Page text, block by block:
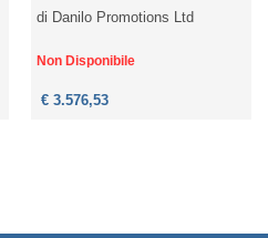
Per Mese, Prodotto
Muro 2023
di Danilo Promotions Ltd
Non Disponibile
€ 3.576,53